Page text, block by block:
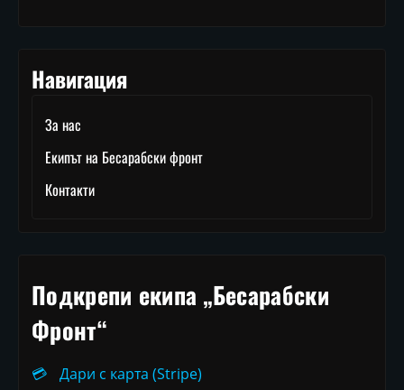
Навигация
За нас
Екипът на Бесарабски фронт
Контакти
Подкрепи екипа „Бесарабски
Фронт“
💳 Дари с карта (Stripe)